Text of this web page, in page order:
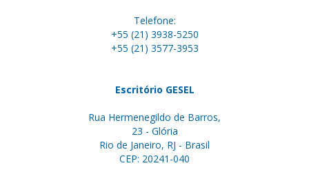
Telefone:
+55 (21) 3938-5250
+55 (21) 3577-3953
Escritório GESEL
Rua Hermenegildo de Barros,
23 - Glória
Rio de Janeiro, RJ - Brasil
CEP: 20241-040